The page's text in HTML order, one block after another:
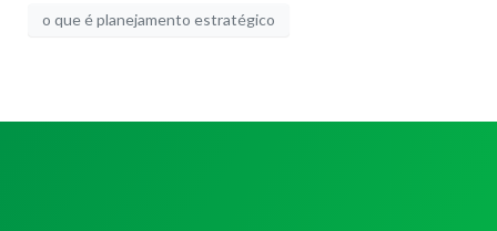
o que é planejamento estratégico